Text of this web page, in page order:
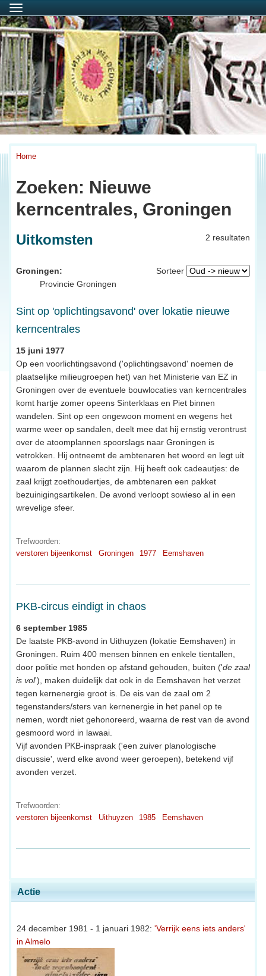
Menu
Actie
24 december 1981 - 1 januari 1982: 'Verrijk eens iets anders'
in Almelo
Home
Zoeken: Nieuwe
kerncentrales, Groningen
2 resultaten
Uitkomsten
Sorteer
Groningen:
Provincie Groningen
Sint op 'oplichtingsavond' over lokatie nieuwe
kerncentrales
15 juni 1977
Op een voorlichtingsavond ('oplichtingsavond' noemen de
plaatselijke milieugroepen het) van het Ministerie van EZ in
Groningen over de eventuele bouwlocaties van kerncentrales
komt hartje zomer opeens Sinterklaas en Piet binnen
wandelen. Sint op een ongewoon moment en wegens het
warme weer op sandalen, deelt mee dat hij ernstig verontrust
over de atoomplannen spoorslags naar Groningen is
vetrokken. Hij ontneemt de ambtenaren het woord en legt uit
waarom de plannen slecht zijn. Hij heeft ook cadeautjes: de
zaal krijgt zoethoudertjes, de ambtenaren een pakket
bezuinigingsartikelen. De avond verloopt sowieso al in een
wrevelige sfeer.
Trefwoorden:
verstoren bijeenkomst
Groningen 1977 Eemshaven
PKB-circus eindigt in chaos
6 september 1985
De laatste PKB-avond in Uithuyzen (lokatie Eemshaven) in
Groningen. Ruim 400 mensen binnen en enkele tientallen,
door politie met honden op afstand gehouden, buiten ('de zaal
is vol'), maken duidelijk dat ook in de Eemshaven het verzet
tegen kernenergie groot is. De eis van de zaal om 2
tegenstanders/sters van kernenergie in het panel op te
nemen, wordt niet gehonoreerd, waarna de rest van de avond
gesmoord word in lawaai.
Vijf avonden PKB-inspraak ('een zuiver planologische
discussie', werd elke avond weer geroepen), betekend vijf
avonden verzet.
Trefwoorden:
verstoren bijeenkomst
Uithuyzen 1985 Eemshaven